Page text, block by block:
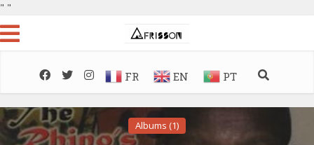
" "
FR EN PT
Albums (1)